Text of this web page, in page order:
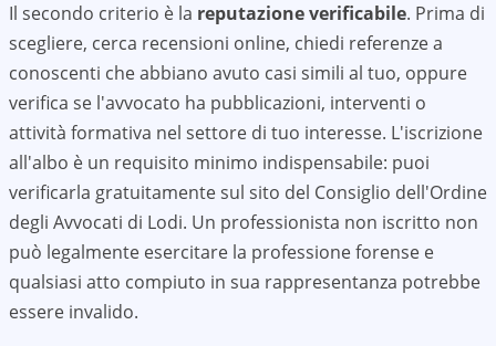
Il secondo criterio è la reputazione verificabile. Prima di
scegliere, cerca recensioni online, chiedi referenze a
conoscenti che abbiano avuto casi simili al tuo, oppure
verifica se l'avvocato ha pubblicazioni, interventi o
attività formativa nel settore di tuo interesse. L'iscrizione
all'albo è un requisito minimo indispensabile: puoi
verificarla gratuitamente sul sito del Consiglio dell'Ordine
degli Avvocati di Lodi. Un professionista non iscritto non
può legalmente esercitare la professione forense e
qualsiasi atto compiuto in sua rappresentanza potrebbe
essere invalido.